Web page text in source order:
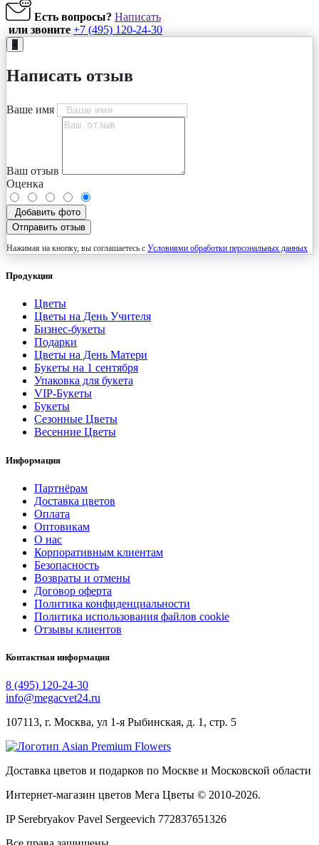
Есть вопросы? Написать
или звоните +7 (495) 120-24-30
+
Написать отзыв
Ваше имя
Ваш отзыв
Оценка
Добавить фото
Отправить отзыв
Нажимая на кнопку, вы соглашаетесь с Условиями обработки персональных данных
Продукция
Цветы
Цветы на День Учителя
Бизнес-букеты
Подарки
Цветы на День Матери
Букеты на 1 сентября
Упаковка для букета
VIP-Букеты
Букеты
Сезонные Цветы
Весенние Цветы
Информация
Партнёрам
Доставка цветов
Оплата
Оптовикам
О нас
Корпоративным клиентам
Безопасность
Возвраты и отмены
Договор оферта
Политика конфиденциальности
Политика использования файлов cookie
Отзывы клиентов
Контактная информация
8 (495) 120-24-30
info@megacvet24.ru
107113, г. Москва, ул 1-я Рыбинская, д. 1, стр. 5
Доставка цветов и подарков по Москве и Московской области
Интернет-магазин цветов Мега Цветы © 2010-2026.
IP Serebryakov Pavel Sergeevich 772837651326